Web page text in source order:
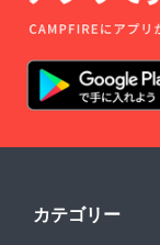
カテゴリー